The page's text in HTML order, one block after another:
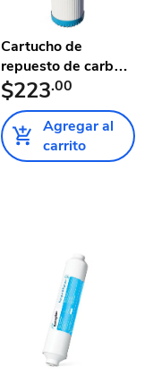
Cartucho de
repuesto de carbón
activado ...
$223.00
Agregar al
carrito